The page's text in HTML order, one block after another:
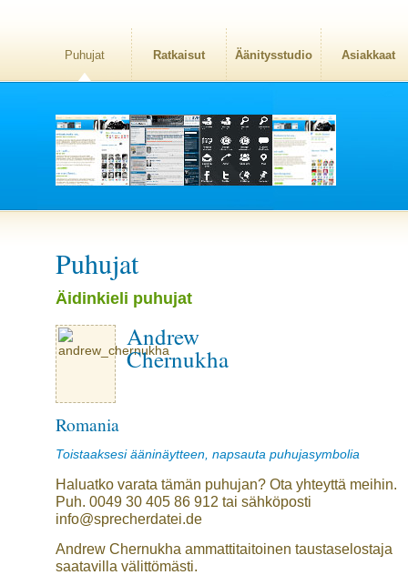
Puhujat Ratkaisut Äänitysstudio Asiakkaat
Puhujat
Äidinkieli puhujat
Andrew
Chernukha
Romania
Toistaaksesi ääninäytteen, napsauta puhujasymbolia
Haluatko varata tämän puhujan? Ota yhteyttä meihin.
Puh. 0049 30 405 86 912 tai sähköposti
info@sprecherdatei.de
Andrew Chernukha ammattitaitoinen taustaselostaja
saatavilla välittömästi.